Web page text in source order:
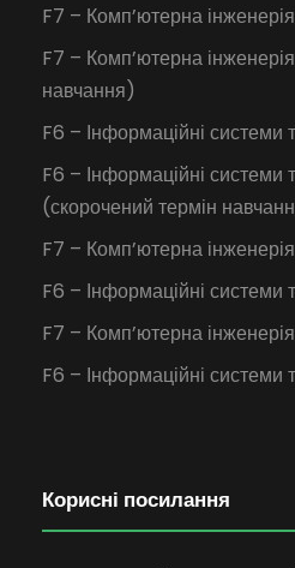
F7 – Комп’ютерна
F7 – Комп’ютерна
навчання)
F6 – Інформаційні системи
F6 – Інформаційні системи
(скорочений термін
F7 – Комп’ютерна
F6 – Інформаційні системи
F7 – Комп’ютерна
F6 – Інформаційні системи
Корисні посилання